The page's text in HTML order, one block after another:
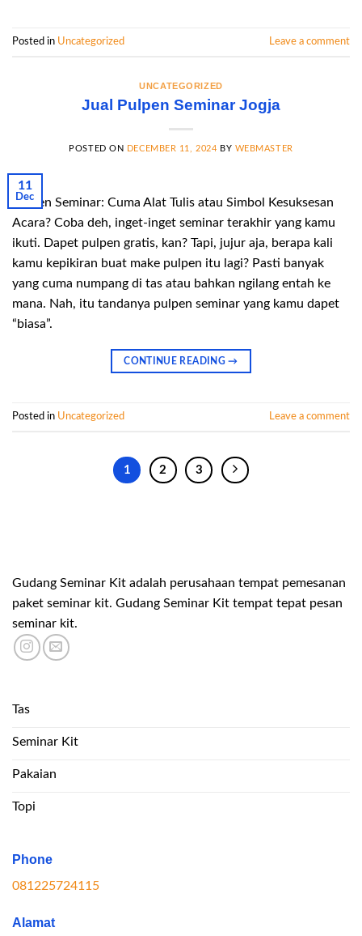
Posted in Uncategorized Leave a comment
UNCATEGORIZED
Jual Pulpen Seminar Jogja
POSTED ON DECEMBER 11, 2024 BY WEBMASTER
11
Dec
Pulpen Seminar: Cuma Alat Tulis atau Simbol Kesuksesan
Acara? Coba deh, inget-inget seminar terakhir yang kamu
ikuti. Dapet pulpen gratis, kan? Tapi, jujur aja, berapa kali
kamu kepikiran buat make pulpen itu lagi? Pasti banyak
yang cuma numpang di tas atau bahkan ngilang entah ke
mana. Nah, itu tandanya pulpen seminar yang kamu dapet
“biasa”.
CONTINUE READING→
Posted in Uncategorized Leave a comment
1 2 3
Gudang Seminar Kit adalah perusahaan tempat pemesanan
paket seminar kit. Gudang Seminar Kit tempat tepat pesan
seminar kit.
Tas
Seminar Kit
Pakaian
Topi
Phone
081225724115
Alamat